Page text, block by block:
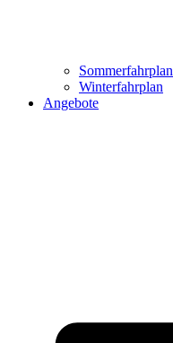
Sommerfahrplan
Winterfahrplan
Angebote